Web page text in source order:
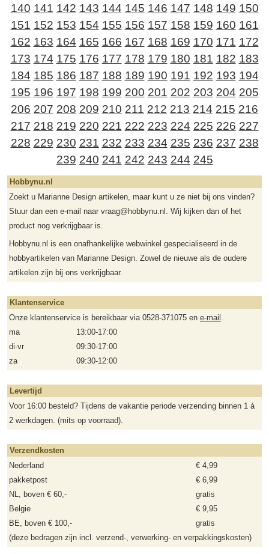
140 141 142 143 144 145 146 147 148 149 150
151 152 153 154 155 156 157 158 159 160 161
162 163 164 165 166 167 168 169 170 171 172
173 174 175 176 177 178 179 180 181 182 183
184 185 186 187 188 189 190 191 192 193 194
195 196 197 198 199 200 201 202 203 204 205
206 207 208 209 210 211 212 213 214 215 216
217 218 219 220 221 222 223 224 225 226 227
228 229 230 231 232 233 234 235 236 237 238
239 240 241 242 243 244 245
Hobbynu.nl
Zoekt u Marianne Design artikelen, maar kunt u ze niet bij ons vinden?
Stuur dan een e-mail naar vraag@hobbynu.nl. Wij kijken dan of het
product nog verkrijgbaar is.
Hobbynu.nl is een onafhankelijke webwinkel gespecialiseerd in de
hobbyartikelen van Marianne Design. Zowel de nieuwe als de oudere
artikelen zijn bij ons verkrijgbaar.
Klantenservice
Onze klantenservice is bereikbaar via 0528-371075 en e-mail .
ma
13:00-17:00
di-vr
09:30-17:00
za
09:30-12:00
Levertijd
Voor 16:00 besteld? Tijdens de vakantie periode verzending binnen 1 á
2 werkdagen. (mits op voorraad).
Verzendkosten
Nederland
€ 4,99
pakketpost
€ 6,99
NL, boven € 60,-
gratis
Belgie
€ 9,95
BE, boven € 100,-
gratis
(deze bedragen zijn incl. verzend-, verwerking- en verpakkingskosten)